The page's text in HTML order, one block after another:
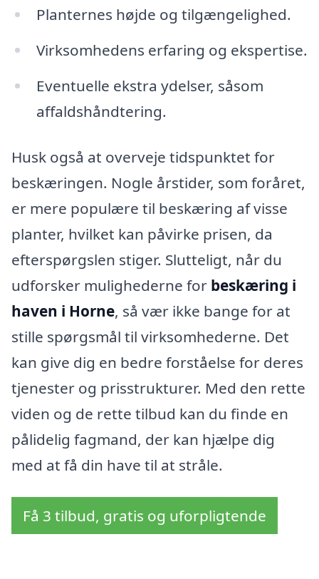
Planternes højde og tilgængelighed.
Virksomhedens erfaring og ekspertise.
Eventuelle ekstra ydelser, såsom
affaldshåndtering.
Husk også at overveje tidspunktet for
beskæringen. Nogle årstider, som foråret,
er mere populære til beskæring af visse
planter, hvilket kan påvirke prisen, da
efterspørgslen stiger. Slutteligt, når du
udforsker mulighederne for beskæring i
haven i Horne, så vær ikke bange for at
stille spørgsmål til virksomhederne. Det
kan give dig en bedre forståelse for deres
tjenester og prisstrukturer. Med den rette
viden og de rette tilbud kan du finde en
pålidelig fagmand, der kan hjælpe dig
med at få din have til at stråle.
Få 3 tilbud, gratis og uforpligtende